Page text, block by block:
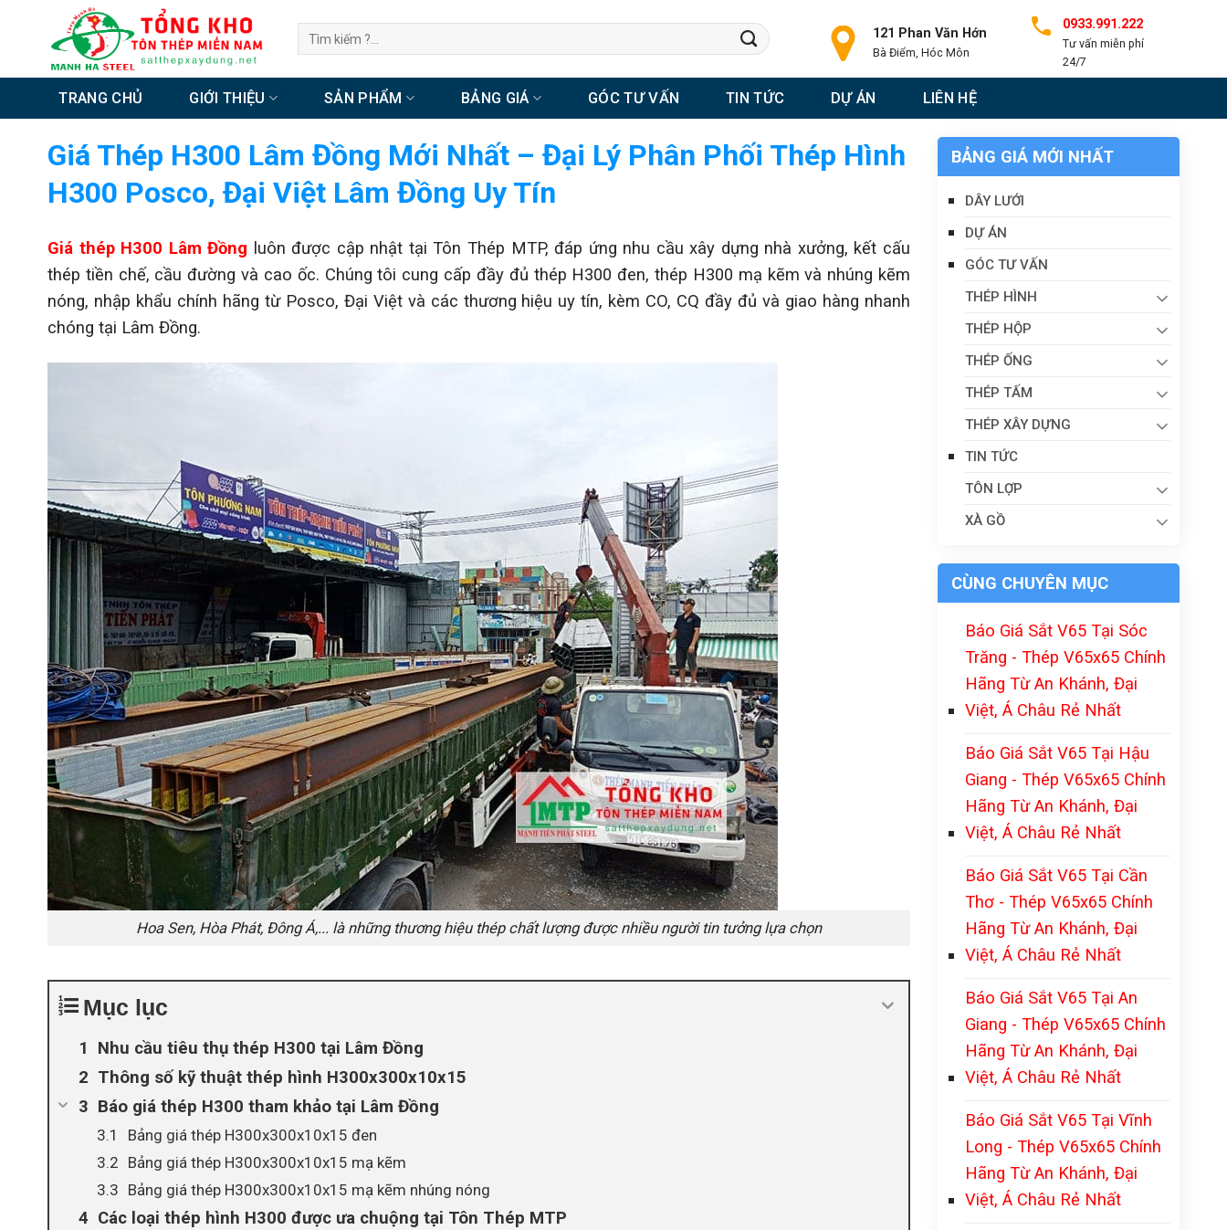
Tìm
kiếm:
121 Phan Văn Hớn
Bà Điểm, Hóc Môn
0933.991.222
Tư vấn miễn phí
24/7
TRANG CHỦ GIỚI THIỆU SẢN PHẨM BẢNG GIÁ GÓC TƯ VẤN TIN TỨC DỰ ÁN LIÊN HỆ
Giá Thép H300 Lâm Đồng Mới Nhất – Đại Lý Phân Phối Thép Hình
H300 Posco, Đại Việt Lâm Đồng Uy Tín
Giá thép H300 Lâm Đồng luôn được cập nhật tại Tôn Thép MTP, đáp ứng nhu cầu xây dựng nhà xưởng, kết cấu
thép tiền chế, cầu đường và cao ốc. Chúng tôi cung cấp đầy đủ thép H300 đen, thép H300 mạ kẽm và nhúng kẽm
nóng, nhập khẩu chính hãng từ Posco, Đại Việt và các thương hiệu uy tín, kèm CO, CQ đầy đủ và giao hàng nhanh
chóng tại Lâm Đồng.
Hoa Sen, Hòa Phát, Đông Á,... là những thương hiệu thép chất lượng được nhiều người tin tưởng lựa chọn
Mục lục
Nhu cầu tiêu thụ thép H300 tại Lâm Đồng
Thông số kỹ thuật thép hình H300x300x10x15
Báo giá thép H300 tham khảo tại Lâm Đồng
Bảng giá thép H300x300x10x15 đen
Bảng giá thép H300x300x10x15 mạ kẽm
Bảng giá thép H300x300x10x15 mạ kẽm nhúng nóng
Các loại thép hình H300 được ưa chuộng tại Tôn Thép MTP
BẢNG GIÁ MỚI NHẤT
DÂY LƯỚI
DỰ ÁN
GÓC TƯ VẤN
THÉP HÌNH
THÉP HỘP
THÉP ỐNG
THÉP TẤM
THÉP XÂY DỰNG
TIN TỨC
TÔN LỢP
XÀ GỒ
CÙNG CHUYÊN MỤC
Báo Giá Sắt V65 Tại Sóc
Trăng - Thép V65x65 Chính
Hãng Từ An Khánh, Đại
Việt, Á Châu Rẻ Nhất
Báo Giá Sắt V65 Tại Hậu
Giang - Thép V65x65 Chính
Hãng Từ An Khánh, Đại
Việt, Á Châu Rẻ Nhất
Báo Giá Sắt V65 Tại Cần
Thơ - Thép V65x65 Chính
Hãng Từ An Khánh, Đại
Việt, Á Châu Rẻ Nhất
Báo Giá Sắt V65 Tại An
Giang - Thép V65x65 Chính
Hãng Từ An Khánh, Đại
Việt, Á Châu Rẻ Nhất
Báo Giá Sắt V65 Tại Vĩnh
Long - Thép V65x65 Chính
Hãng Từ An Khánh, Đại
Việt, Á Châu Rẻ Nhất